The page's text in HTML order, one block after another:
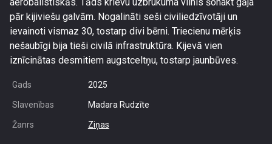
pār kijiviešu galvām. Nogalināti seši civiliedzīvotāji un
ievainoti vismaz 30, tostarp divi bērni. Triecienu mērķis
nešaubīgi bija tieši civilā infrastruktūra. Kijevā vien
iznīcinātas desmitiem augstceltņu, tostarp jaunbūves.
Gads 2025
Slavenības Madara Rudzīte
Žanrs Ziņas